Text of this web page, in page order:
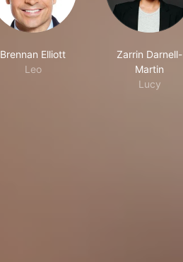
Brennan Elliott
Leo
Zarrin Darnell-
Martin
Lucy